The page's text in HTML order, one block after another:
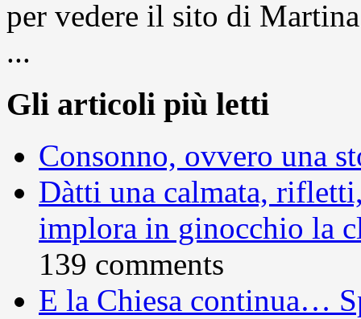
per vedere il sito di
...
Gli articoli più letti
Consonno, ovvero una
Dàtti una calmata,
implora in ginocchio la
139 comments
E la Chiesa continua…